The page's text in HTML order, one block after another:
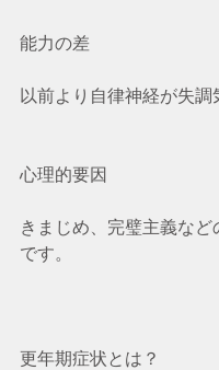
能力の差
以前より自律神経が失
心理的要因
きまじめ、完璧主義な
です。
更年期症状とは？